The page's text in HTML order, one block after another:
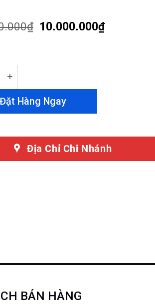
₫ 10.000.000₫
Android 13 Inch Toyota Sienna -
Đặt Hàng Ngay
Địa Chỉ Chi Nhánh
BÁN HÀNG